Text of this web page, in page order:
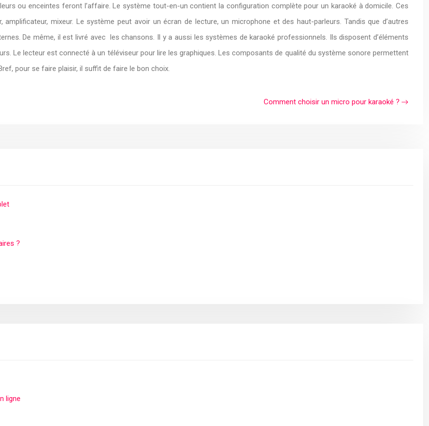
ou enceintes feront l’affaire. Le système tout-en-un contient la configuration complète pour un karaoké à domicile. Ces
mixeur. Le système peut avoir un écran de lecture, un microphone et des haut-parleurs. Tandis que d’autres
De même, il est livré avec les chansons. Il y a aussi les systèmes de karaoké professionnels. Ils disposent d’éléments
Le lecteur est connecté à un téléviseur pour lire les graphiques. Les composants de qualité du système sonore permettent
pour se faire plaisir, il suffit de faire le bon choix.
Comment choisir un micro pour karaoké ?
?
ligne